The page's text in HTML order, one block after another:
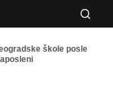
škole posle